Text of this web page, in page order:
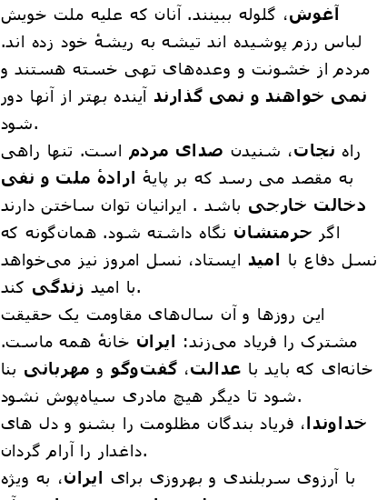
آغوش، گلوله ببینند. آنان که علیه ملت خویش
لباس رزم پوشیده اند تیشه به ریشهٔ خود زده اند.
مردم از خشونت و وعده‌های تهی خسته هستند و
نمی خواهند و نمی گذارند آینده‌ بهتر از آنها دور
شود.
راه نجات، شنیدن صدای مردم است. تنها راهی
به مقصد می رسد که بر پایهٔ ارادهٔ ملت و نفی
دخالت خارجی باشد . ایرانیان توان ساختن دارند
اگر حرمتشان نگاه داشته شود. همان‌گونه که
نسل دفاع با امید ایستاد، نسل امروز نیز می‌خواهد
با امید زندگی
کند.
این روزها و آن سال‌های مقاومت یک حقیقت
مشترک را فریاد می‌زند: ایران خانهٔ همه ماست.
خانه‌ای که باید با عدالت، گفت‌وگو و مهربانی بنا
شود تا دیگر هیچ مادری سیاه‌پوش نشود.
خداوندا، فریاد بندگان مظلومت را بشنو و دل های
داغدار را آرام گردان.
با آرزوی سربلندی و بهروزی برای ایران، به‌ ویژه